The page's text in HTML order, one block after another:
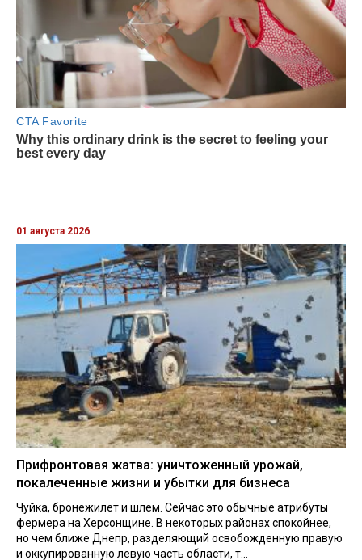
01 августа 2026
Прифронтовая жатва: уничтоженный урожай,
покалеченные жизни и убытки для бизнеса
Чуйка, бронежилет и шлем. Сейчас это обычные атрибуты
фермера на Херсонщине. В некоторых районах спокойнее,
но чем ближе Днепр, разделяющий освобожденную правую
и оккупированную левую часть области, т...